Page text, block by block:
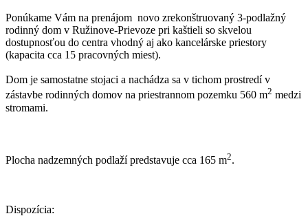
Ponúkame Vám na prenájom novo zrekonštruovaný 3-podlažný
rodinný dom v Ružinove-Prievoze pri kaštieli so skvelou
dostupnosťou do centra vhodný aj ako kancelárske priestory
(kapacita cca 15 pracovných miest).
Dom je samostatne stojaci a nachádza sa v tichom prostredí v
zástavbe rodinných domov na priestrannom pozemku 560 m2 medzi
stromami.
Plocha nadzemných podlaží predstavuje cca 165 m2.
Dispozícia: